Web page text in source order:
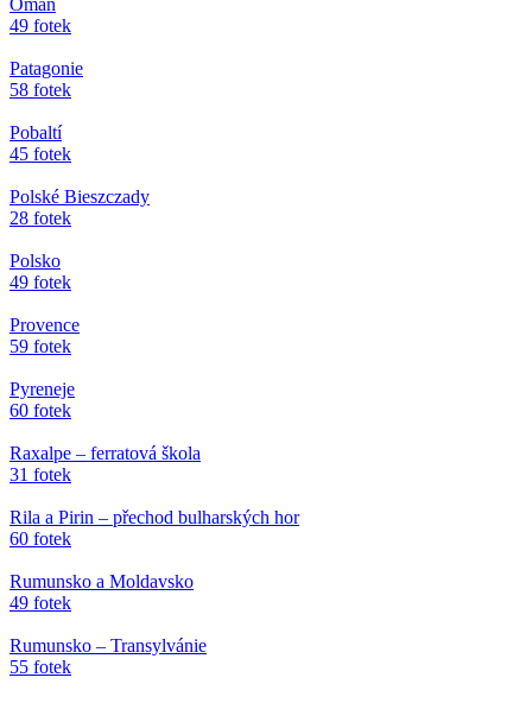
49 fotek
Patagonie
58 fotek
Pobaltí
45 fotek
Polské Bieszczady
28 fotek
Polsko
49 fotek
Provence
59 fotek
Pyreneje
60 fotek
Raxalpe – ferratová škola
31 fotek
Rila a Pirin – přechod bulharských hor
60 fotek
Rumunsko a Moldavsko
49 fotek
Rumunsko – Transylvánie
55 fotek